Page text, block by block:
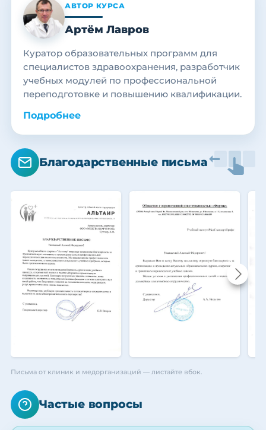
АВТОР КУРСА
Артём Лавров
Куратор образовательных программ для
специалистов здравоохранения, разработчик
учебных модулей по профессиональной
переподготовке и повышению квалификации.
Подробнее
Благодарственные письма
Письма от клиник и медорганизаций — листайте вбок.
Частые вопросы